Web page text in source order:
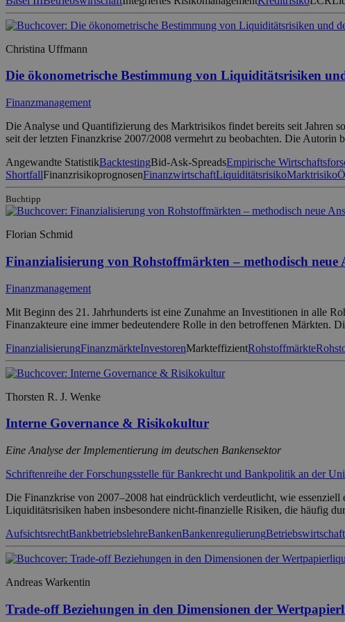
Christina Uffmann
Die ökonometrische Bestimmung von Liquiditätsrisiken
Finanzmanagement
Die Analyse und Quantifizierung des Marktrisikos findet bereits seit Jahren
seit der letzten Finanzkrise 2007/2008 vermehrt zu beobachten. Die
Angewandte StatistikBacktestingBid-Ask-SpreadsEmpirische
ShortfallFinanzrisikoprognosenFinanzwirtschaftLiquiditätsrisikoMarktrisiko
Buchtipp
Florian Schmid
Finanzialisierung von Rohstoffmärkten – methodisch neue
Finanzmanagement
Mit Beginn des 21. Jahrhunderts ist eine Zunahme an Investitionen in alle
Finanzakteure eine immer bedeutendere Rolle in den betroffenen Märkten.
FinanzialisierungFinanzmärkteInvestorenMarkteffizientRohstoffmärkte
Thorsten R. J. Wenke
Interne Governance & Risikokultur
Eine Analyse der Implementierung im deutschen Bankensektor
Schriftenreihe der Forschungsstelle für Bankrecht und Bankpolitik an der
Die Finanzkrise von 2007–2008 hat eindrücklich verdeutlicht, wie
Liquiditätsrisiken haben insbesondere nicht-finanzielle Risiken, die häufig
AufsichtsrechtBankbetriebslehreBankenBankenregulierung
Andreas Warkentin
Trade-off Beziehungen in den Dimensionen der